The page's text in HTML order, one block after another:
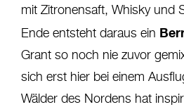
mit Zitronensaft, Whisky und
Ende entsteht daraus ein
Grant so noch nie zuvor
sich erst hier bei einem
Wälder des Nordens hat